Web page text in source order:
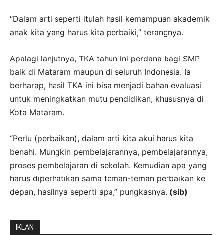
“Dalam arti seperti itulah hasil kemampuan akademik
anak kita yang harus kita perbaiki,” terangnya.
Apalagi lanjutnya, TKA tahun ini perdana bagi SMP
baik di Mataram maupun di seluruh Indonesia. Ia
berharap, hasil TKA ini bisa menjadi bahan evaluasi
untuk meningkatkan mutu pendidikan, khususnya di
Kota Mataram.
“Perlu (perbaikan), dalam arti kita akui harus kita
benahi. Mungkin pembelajarannya, pembelajarannya,
proses pembelajaran di sekolah. Kemudian apa yang
harus diperhatikan sama teman-teman perbaikan ke
depan, hasilnya seperti apa,” pungkasnya. (sib)
IKLAN